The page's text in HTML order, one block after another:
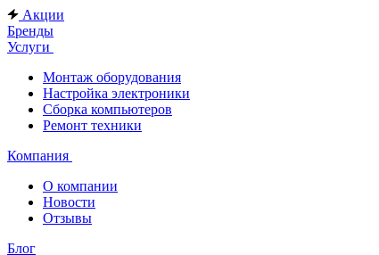
Акции
Бренды
Услуги
Монтаж оборудования
Настройка электроники
Сборка компьютеров
Ремонт техники
Компания
О компании
Новости
Отзывы
Блог